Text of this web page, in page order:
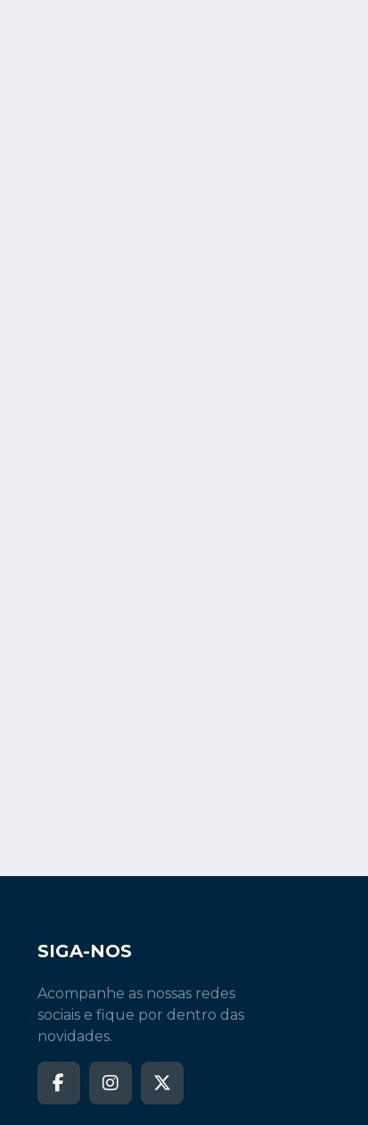
SIGA-NOS
Acompanhe as nossas redes
sociais e fique por dentro das
novidades.